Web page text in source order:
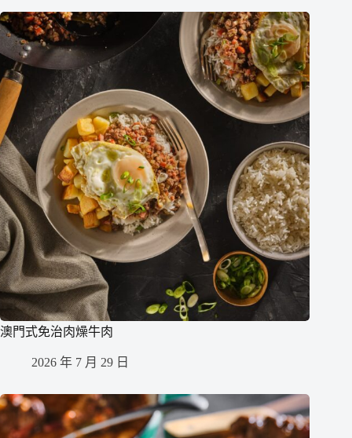
澳門式免治肉燥牛肉
2026 年 7 月 29 日